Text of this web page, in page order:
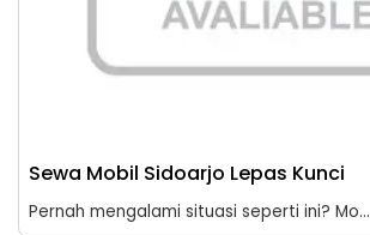
Sewa Mobil Sidoarjo Lepas Kunci
Pernah mengalami situasi seperti ini? Mo...